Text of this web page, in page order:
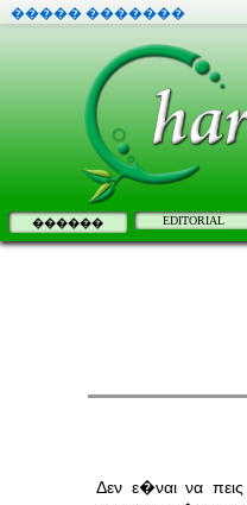
����� �������
������ EDITORIAL
Δεν ε�ναι να